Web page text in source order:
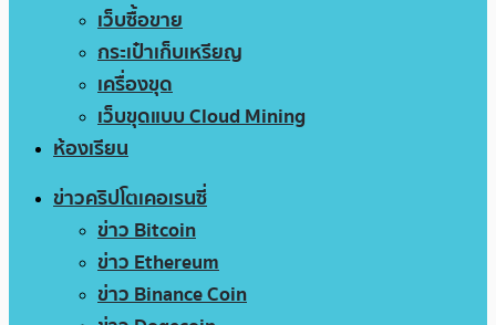
เว็บซื้อขาย
กระเป๋าเก็บเหรียญ
เครื่องขุด
เว็บขุดแบบ Cloud Mining
ห้องเรียน
ข่าวคริปโตเคอเรนซี่
ข่าว Bitcoin
ข่าว Ethereum
ข่าว Binance Coin